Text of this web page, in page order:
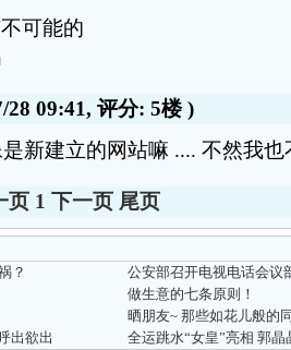
可能的
28 09:41, 评分: 5楼)
新建立的网站嘛 .... 不然我
页 1 下一页 尾页
？
公安部召开电视电话会议
做生意的七条原则！
晒朋友~ 那些如花儿般的
出欲出
全运跳水“女皇”亮相 郭